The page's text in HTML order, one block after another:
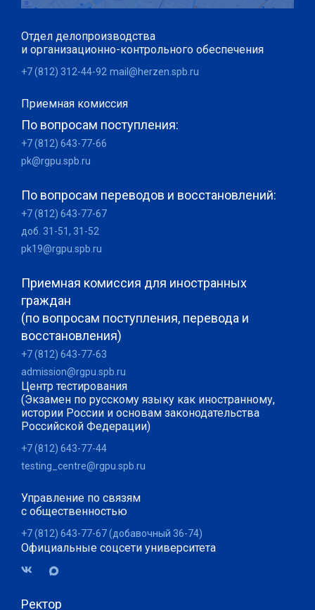
Отдел делопроизводства
и организационно-контрольного обеспечения
+7 (812) 312-44-92 mail@herzen.spb.ru
Приемная комиссия
По вопросам поступления:
+7 (812) 643-77-66
pk@rgpu.spb.ru
По вопросам переводов и восстановлений:
+7 (812) 643-77-67
доб. 31-51, 31-52
pk19@rgpu.spb.ru
Приемная комиссия для иностранных
граждан
(по вопросам поступления, перевода и
восстановления)
+7 (812) 643-77-63
admission@rgpu.spb.ru
Центр тестирования
(Экзамен по русскому языку как иностранному,
истории России и основам законодательства
Российской Федерации)
+7 (812) 643-77-44
testing_centre@rgpu.spb.ru
Управление по связям
с общественностью
+7 (812) 643-77-67 (добавочный 36-74)
Официальные соцсети университета
Ректор